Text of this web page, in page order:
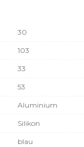
30
103
33
53
Aluminium
Silikon
blau